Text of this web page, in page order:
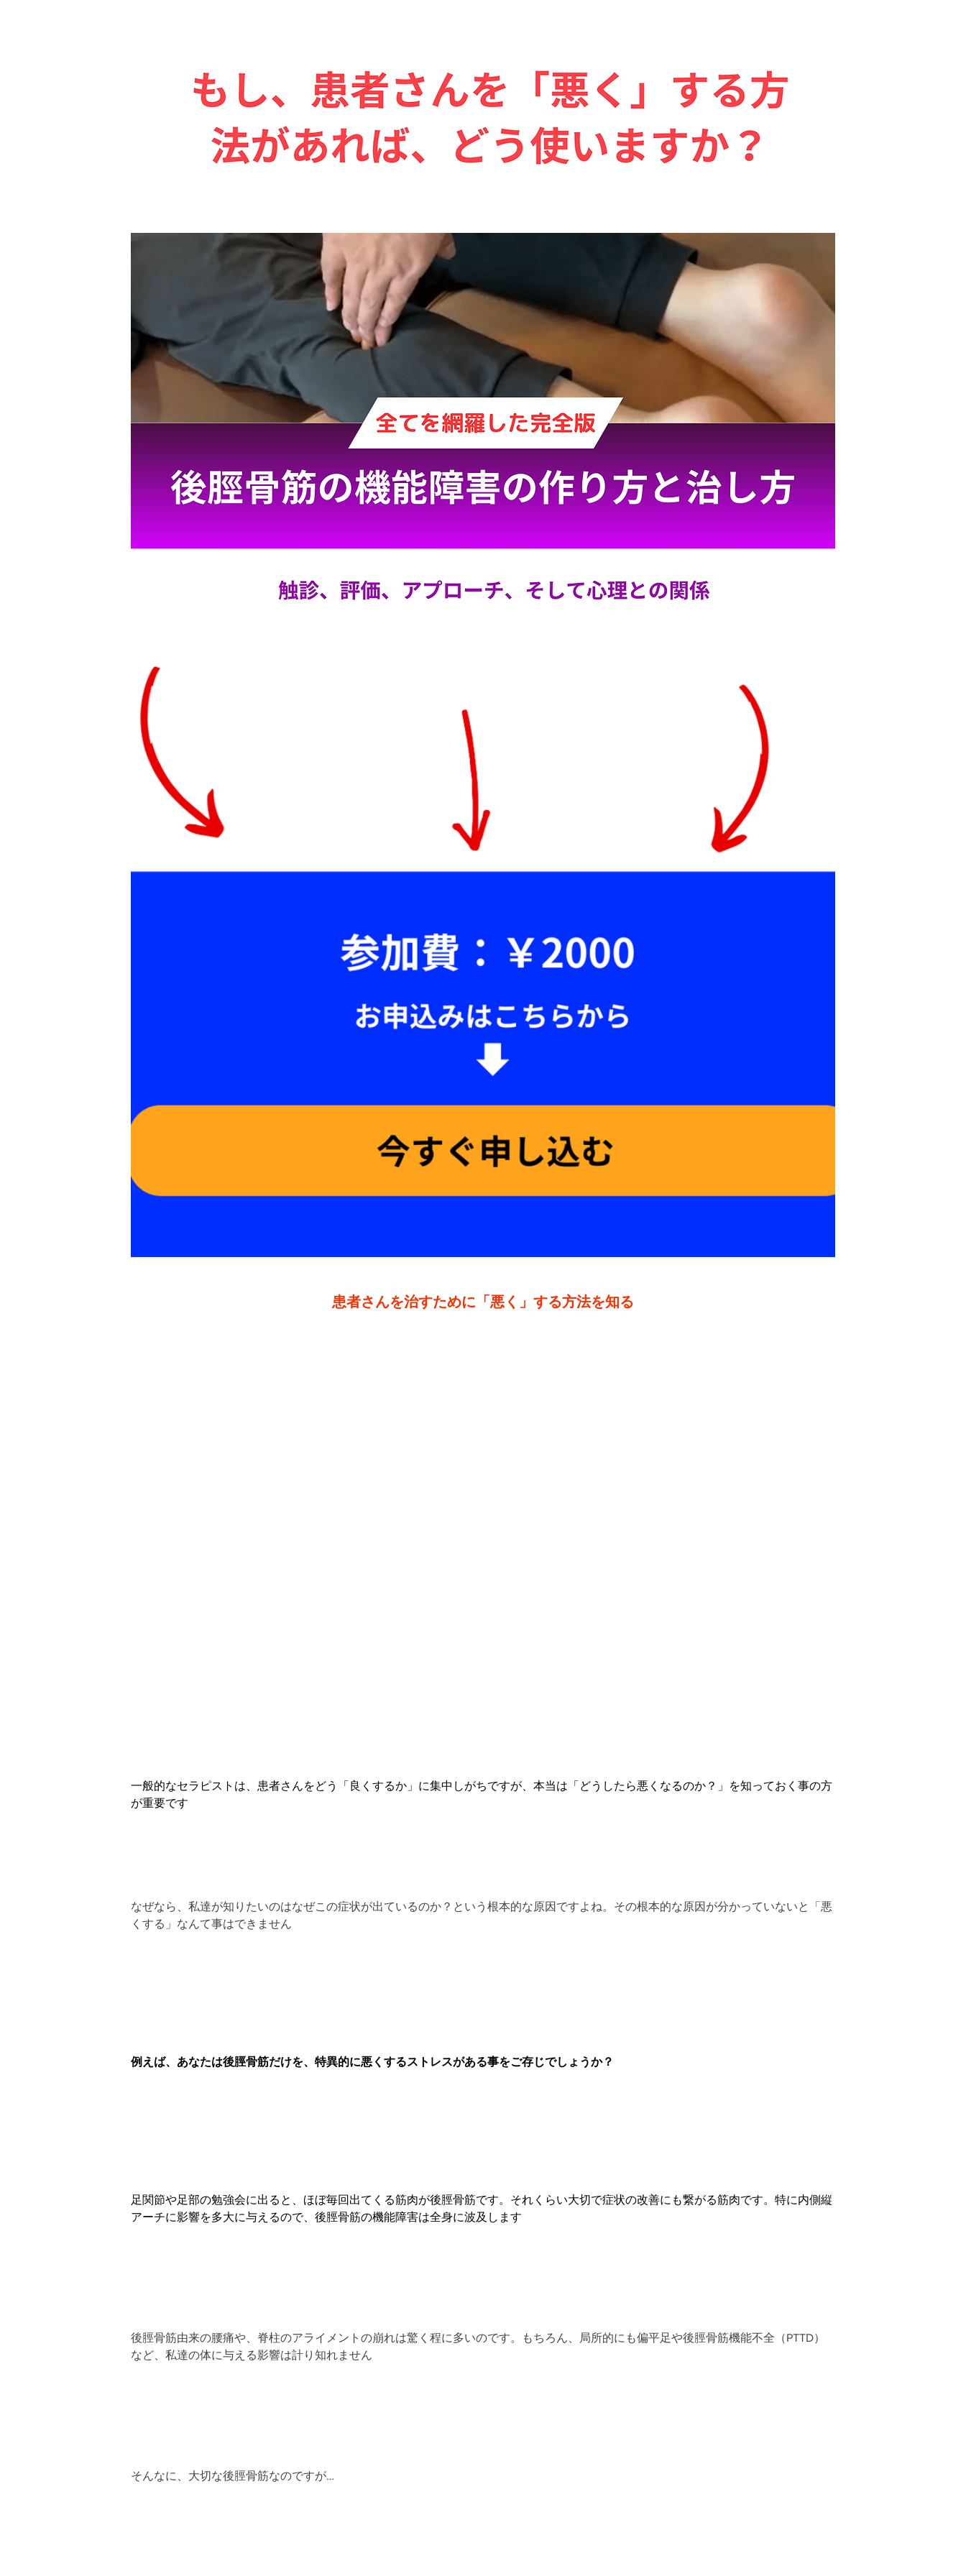
患者さんを治すために「悪く」する方法を知る
一般的なセラピストは、患者さんをどう「良くするか」に集中しがちですが、本当は「どうしたら悪くなるのか？」を知っておく事の方
が重要です
なぜなら、私達が知りたいのはなぜこの症状が出ているのか？という根本的な原因ですよね。その根本的な原因が分かっていないと「悪
くする」なんて事はできません
例えば、あなたは後脛骨筋だけを、特異的に悪くするストレスがある事をご存じでしょうか？
足関節や足部の勉強会に出ると、ほぼ毎回出てくる筋肉が後脛骨筋です。それくらい大切で症状の改善にも繋がる筋肉です。特に内側縦
アーチに影響を多大に与えるので、後脛骨筋の機能障害は全身に波及します
後脛骨筋由来の腰痛や、脊柱のアライメントの崩れは驚く程に多いのです。もちろん、局所的にも偏平足や後脛骨筋機能不全（PTTD）
など、私達の体に与える影響は計り知れません
そんなに、大切な後脛骨筋なのですが…